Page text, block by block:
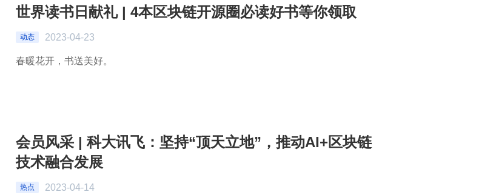
世界读书日献礼 | 4本区块链开源圈必读好书等你领取
动态 2023-04-23
春暖花开，书送美好。
会员风采 | 科大讯飞：坚持“顶天立地”，推动AI+区块链
技术融合发展
热点 2023-04-14